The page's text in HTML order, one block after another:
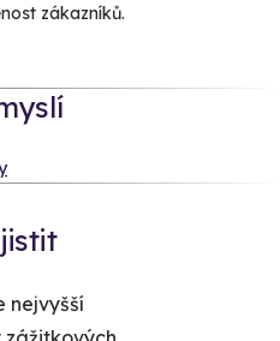
zákazníků.
nejvyšší